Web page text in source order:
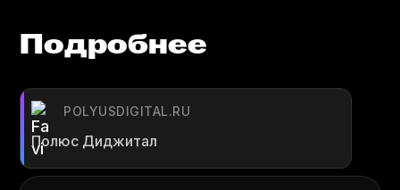
Подробнее
POLYUSDIGITAL.RU
Полюс Диджитал